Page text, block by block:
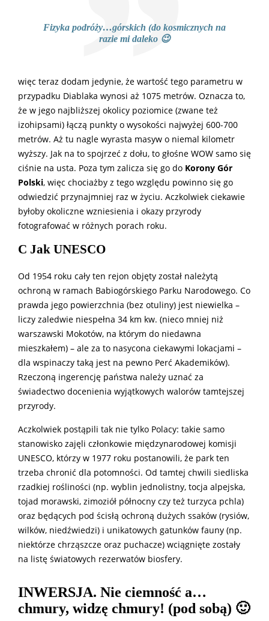
Fizyka podróży…górskich (do kosmicznych na
razie mi daleko 😉
więc teraz dodam jedynie, że wartość tego parametru w
przypadku Diablaka wynosi aż 1075 metrów. Oznacza to,
że w jego najbliższej okolicy poziomice (zwane też
izohipsami) łączą punkty o wysokości najwyżej 600-700
metrów. Aż tu nagle wyrasta masyw o niemal kilometr
wyższy. Jak na to spojrzeć z dołu, to głośne WOW samo się
ciśnie na usta. Poza tym zalicza się go do Korony Gór
Polski, więc chociażby z tego względu powinno się go
odwiedzić przynajmniej raz w życiu. Aczkolwiek ciekawie
byłoby okoliczne wzniesienia i okazy przyrody
fotografować w różnych porach roku.
C Jak UNESCO
Od 1954 roku cały ten rejon objęty został należytą
ochroną w ramach Babiogórskiego Parku Narodowego. Co
prawda jego powierzchnia (bez otuliny) jest niewielka –
liczy zaledwie niespełna 34 km kw. (nieco mniej niż
warszawski Mokotów, na którym do niedawna
mieszkałem) – ale za to nasycona ciekawymi lokacjami –
dla wspinaczy taką jest na pewno Perć Akademików).
Rzeczoną ingerencję państwa należy uznać za
świadectwo docenienia wyjątkowych walorów tamtejszej
przyrody.
Aczkolwiek postąpili tak nie tylko Polacy: takie samo
stanowisko zajęli członkowie międzynarodowej komisji
UNESCO, którzy w 1977 roku postanowili, że park ten
trzeba chronić dla potomności. Od tamtej chwili siedliska
rzadkiej rośliności (np. wyblin jednolistny, tocja alpejska,
tojad morawski, zimoziół północny czy też turzyca pchla)
oraz będących pod ścisłą ochroną dużych ssaków (rysiów,
wilków, niedźwiedzi) i unikatowych gatunków fauny (np.
niektórze chrząszcze oraz puchacze) wciągnięte zostały
na listę światowych rezerwatów biosfery.
INWERSJA. Nie ciemność a…
chmury, widzę chmury! (pod sobą) 🙂